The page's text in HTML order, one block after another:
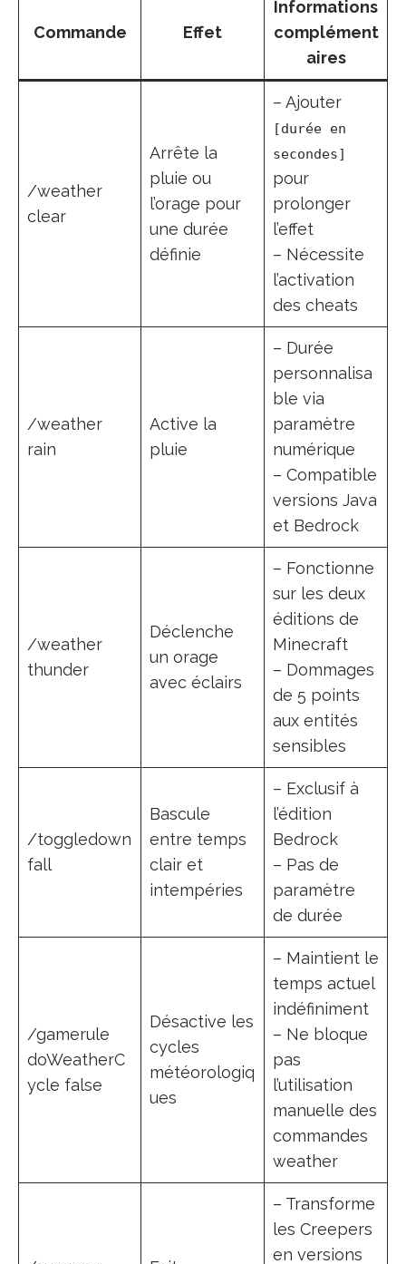
Commande Effet
Informations
complément
aires
/weather
clear
Arrête la
pluie ou
l’orage pour
une durée
définie
– Ajouter
[durée en
secondes]
pour
prolonger
l’effet
– Nécessite
l’activation
des cheats
/weather
rain
Active la
pluie
– Durée
personnalisa
ble via
paramètre
numérique
– Compatible
versions Java
et Bedrock
/weather
thunder
Déclenche
un orage
avec éclairs
– Fonctionne
sur les deux
éditions de
Minecraft
– Dommages
de 5 points
aux entités
sensibles
/toggledown
fall
Bascule
entre temps
clair et
intempéries
– Exclusif à
l’édition
Bedrock
– Pas de
paramètre
de durée
/gamerule
doWeatherC
ycle false
Désactive les
cycles
météorologiq
ues
– Maintient le
temps actuel
indéfiniment
– Ne bloque
pas
l’utilisation
manuelle des
commandes
weather
– Transforme
les Creepers
en versions